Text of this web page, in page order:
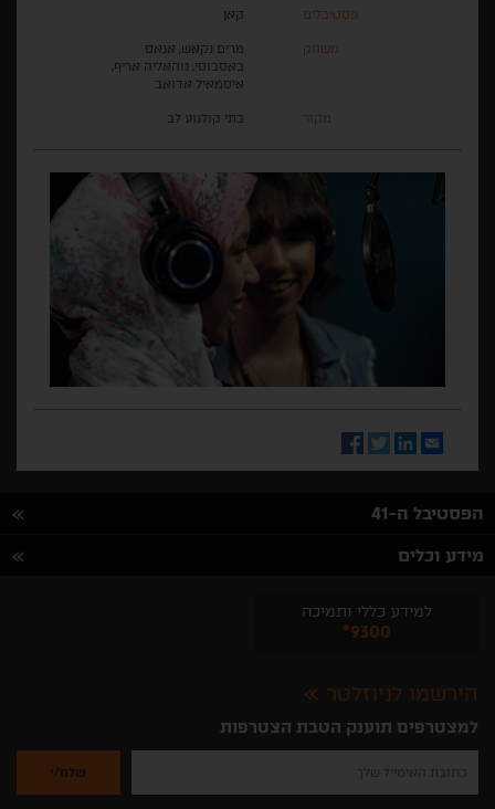
פסטיבלים קאן
משחק
מרים נקאש, אנאס
באסבוסי, נוהאליה אריף,
איסמאיל אדואב
מקור בתי קולנוע לב
Email
LinkedIn
Twitter
Facebook
הפסטיבל ה-41
מידע וכלים
למידע כללי ותמיכה
*9300
הירשמו לניוזלטר
למצטרפים תוענק הטבת הצטרפות
להזין